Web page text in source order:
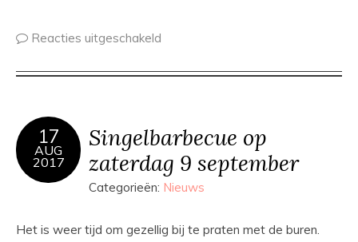
Reacties uitgeschakeld
17
AUG
2017
Singelbarbecue op
zaterdag 9 september
Categorieën: Nieuws
Het is weer tijd om gezellig bij te praten met de buren.